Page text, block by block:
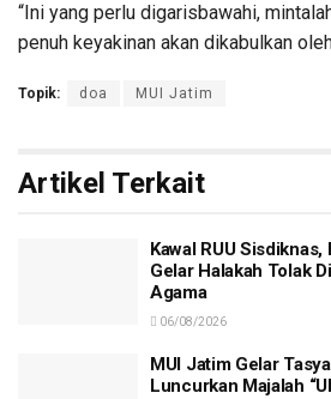
“Ini yang perlu digarisbawahi,
penuh keyakinan akan dikabulkan
Topik: doa MUI Jatim
Artikel Terkait
Kawal RUU
Gelar Halakah Tolak
Agama
06/08/2026
MUI Jatim Gelar
Luncurkan Majalah